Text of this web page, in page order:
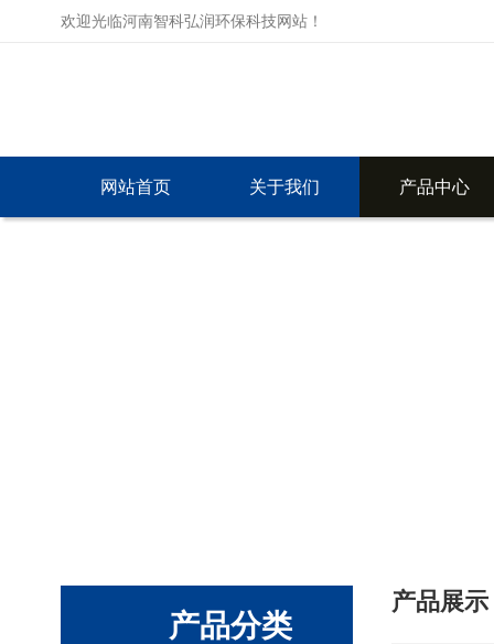
欢迎光临河南智科弘润环保科技网站！
网站首页 关于我们 产品中心
产品分类
产品展示